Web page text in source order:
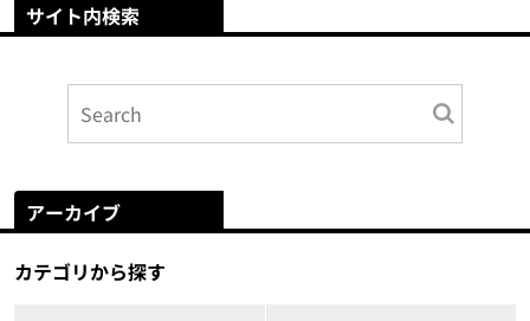
サイト内検索
アーカイブ
カテゴリから探す